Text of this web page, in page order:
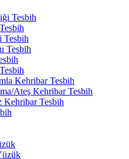
Tesbih
Tesbih
Tesbih
Kehribar Tesbih
Ateş Kehribar Tesbih
Kehribar Tesbih